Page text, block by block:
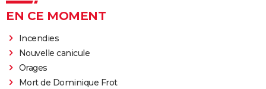
EN CE MOMENT
Incendies
Nouvelle canicule
Orages
Mort de Dominique Frot